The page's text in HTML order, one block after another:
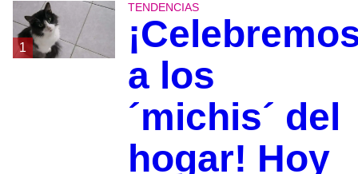
1
TENDENCIAS
a los
´michis´ del
hogar! Hoy